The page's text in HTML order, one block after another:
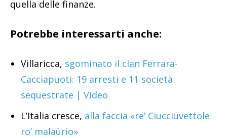
quella delle finanze.
Potrebbe interessarti anche:
Villaricca, sgominato il clan Ferrara-
Cacciapuoti: 19 arresti e 11 società
sequestrate | Video
L’Italia cresce, alla faccia «re’ Ciucciuvettole
ro’ malaùrio»